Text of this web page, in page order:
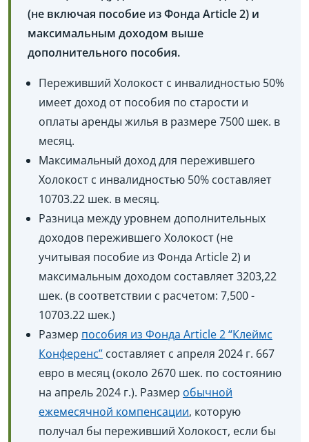
(не включая пособие из Фонда Article 2) и
максимальным доходом выше
дополнительного пособия.
Переживший Холокост с инвалидностью 50%
имеет доход от пособия по старости и
оплаты аренды жилья в размере 7500 шек. в
месяц.
Максимальный доход для пережившего
Холокост с инвалидностью 50% составляет
10703.22 шек. в месяц.
Разница между уровнем дополнительных
доходов пережившего Холокост (не
учитывая пособие из Фонда Article 2) и
максимальным доходом составляет 3203,22
шек. (в соответствии с расчетом: 7,500 -
10703.22 шек.)
Размер пособия из Фонда Article 2 “Клеймс
Конференс” составляет с апреля 2024 г. 667
евро в месяц (около 2670 шек. по состоянию
на апрель 2024 г.). Размер обычной
ежемесячной компенсации, которую
получал бы переживший Холокост, если бы